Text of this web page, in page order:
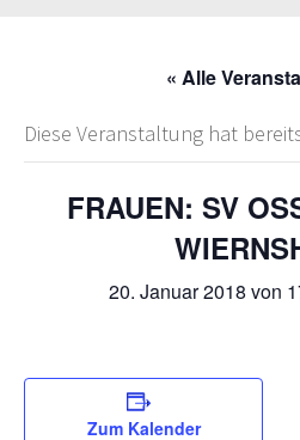
« Alle
Diese Veranstaltung hat
FRAUEN: SV
20. Januar 2018 von
Zum Kalender